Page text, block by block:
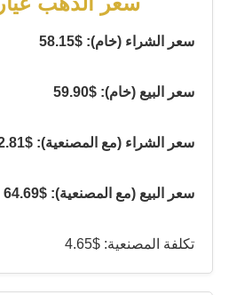
سعر الشراء (خام): $58.15
سعر البيع (خام): $59.90
سعر الشراء (مع المصنعية): $62.81
سعر البيع (مع المصنعية): $64.69
تكلفة المصنعية: $4.65